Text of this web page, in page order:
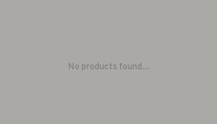
No products found...